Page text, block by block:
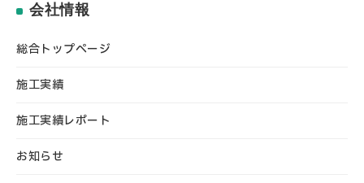
会社情報
総合トップページ
施工実績
施工実績レポート
お知らせ